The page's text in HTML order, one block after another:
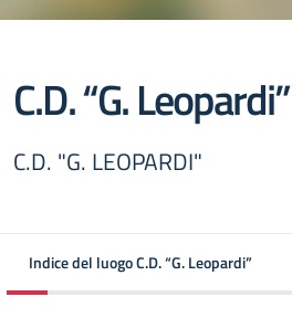
C.D. “G. Leopardi”
C.D. "G. LEOPARDI"
Indice del luogo C.D. “G. Leopardi”